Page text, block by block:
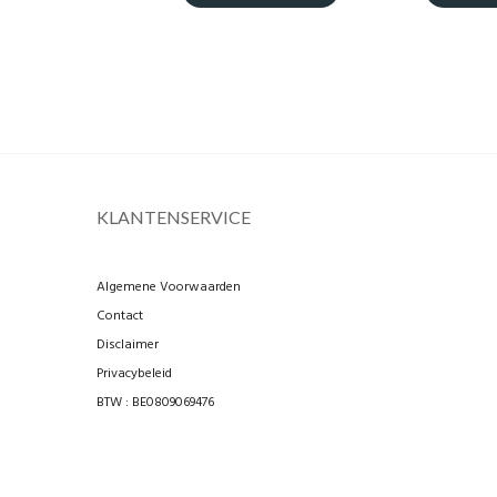
KLANTENSERVICE
Algemene Voorwaarden
Contact
Disclaimer
Privacybeleid
BTW : BE0809069476